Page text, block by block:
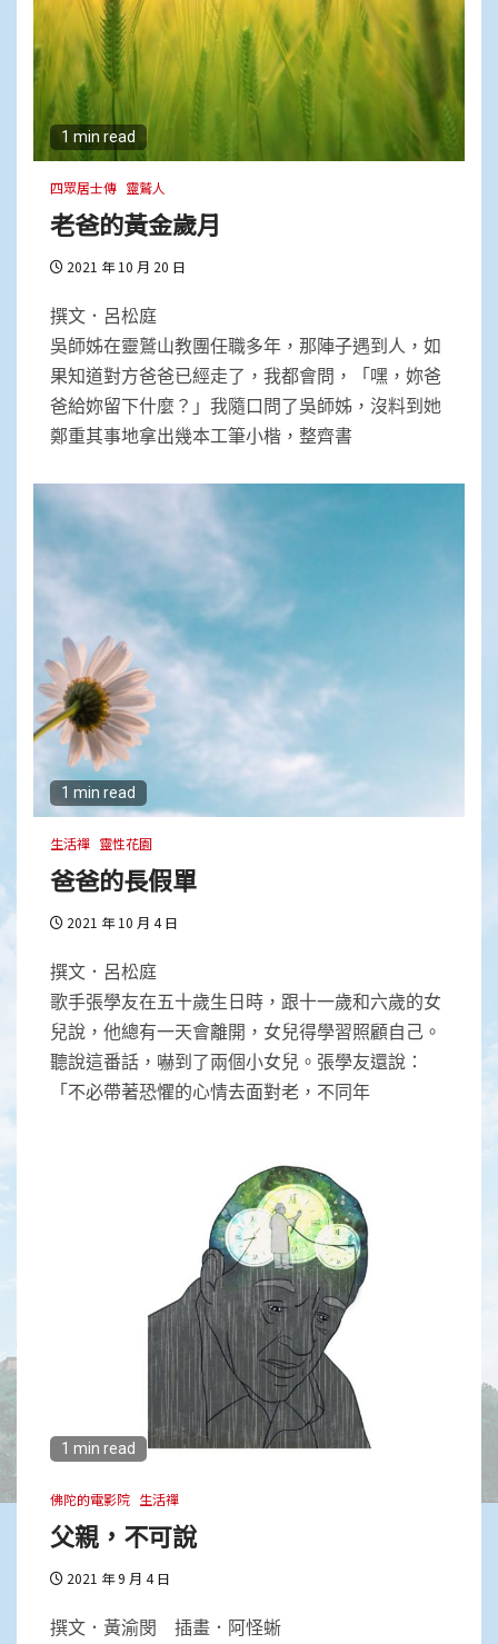
1 min read
四眾居士傳 靈鷲人
老爸的黃金歲月
2021 年 10 月 20 日
撰文．呂松庭
吳師姊在靈鷲山教團任職多年，那陣子遇到人，如
果知道對方爸爸已經走了，我都會問，「嘿，妳爸
爸給妳留下什麼？」我隨口問了吳師姊，沒料到她
鄭重其事地拿出幾本工筆小楷，整齊書
1 min read
生活禪 靈性花園
爸爸的長假單
2021 年 10 月 4 日
撰文．呂松庭
歌手張學友在五十歲生日時，跟十一歲和六歲的女
兒說，他總有一天會離開，女兒得學習照顧自己。
聽說這番話，嚇到了兩個小女兒。張學友還說：
「不必帶著恐懼的心情去面對老，不同年
1 min read
佛陀的電影院 生活禪
父親，不可說
2021 年 9 月 4 日
撰文．黃渝閔 插畫．阿怪蜥